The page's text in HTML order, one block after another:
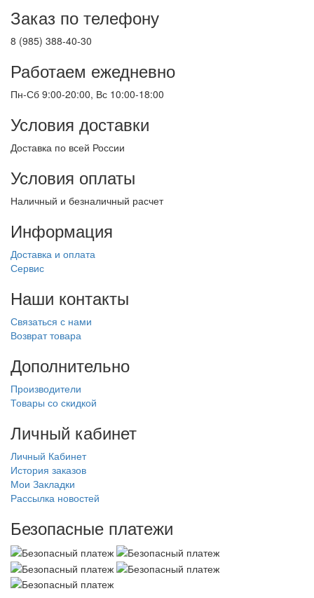
Заказ по телефону
8 (985) 388-40-30
Работаем ежедневно
Пн-Сб 9:00-20:00, Вс 10:00-18:00
Условия доставки
Доставка по всей России
Условия оплаты
Наличный и безналичный расчет
Информация
Доставка и оплата
Сервис
Наши контакты
Связаться с нами
Возврат товара
Дополнительно
Производители
Товары со скидкой
Личный кабинет
Личный Кабинет
История заказов
Мои Закладки
Рассылка новостей
Безопасные платежи